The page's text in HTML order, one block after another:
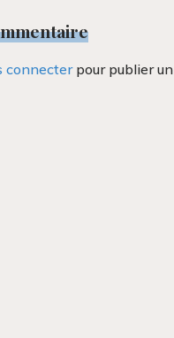
connecterpour publier